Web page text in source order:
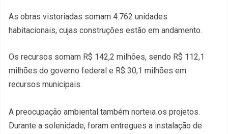
As obras vistoriadas somam 4.762 unidades
habitacionais, cujas construções estão em andamento.
Os recursos somam R$ 142,2 milhões, sendo R$ 112,1
milhões do governo federal e R$ 30,1 milhões em
recursos municipais.
A preocupação ambiental também norteia os projetos.
Durante a solenidade, foram entregues a instalação de